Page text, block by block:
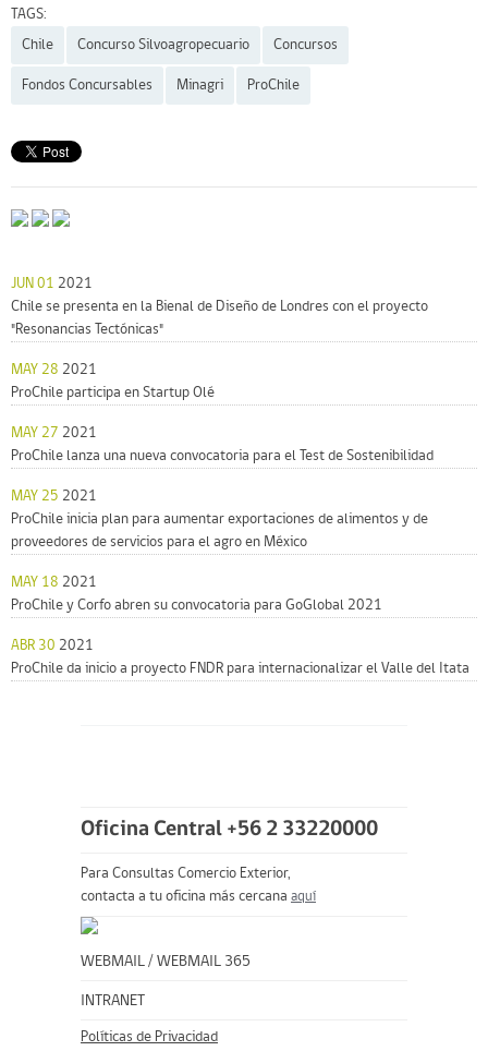
TAGS:
Chile
Concurso Silvoagropecuario Concursos
Fondos Concursables Minagri ProChile
JUN 01 2021
Chile se presenta en la Bienal de Diseño de Londres con el proyecto
"Resonancias Tectónicas"
MAY 28 2021
ProChile participa en Startup Olé
MAY 27 2021
ProChile lanza una nueva convocatoria para el Test de Sostenibilidad
MAY 25 2021
ProChile inicia plan para aumentar exportaciones de alimentos y de
proveedores de servicios para el agro en México
MAY 18 2021
ProChile y Corfo abren su convocatoria para GoGlobal 2021
ABR 30 2021
ProChile da inicio a proyecto FNDR para internacionalizar el Valle del Itata
Oficina Central +56 2 33220000
Para Consultas Comercio Exterior,
contacta a tu oficina más cercana aquí
WEBMAIL / WEBMAIL 365
INTRANET
Políticas de Privacidad